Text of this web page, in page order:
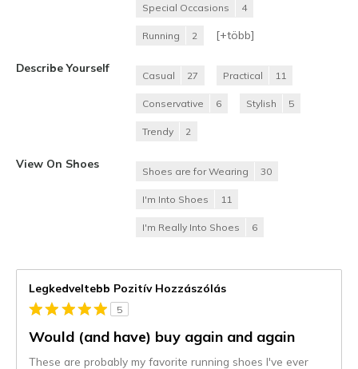
Special Occasions 4
Running 2 [+több]
Describe Yourself
Casual 27 Practical 11
Conservative 6 Stylish 5
Trendy 2
View On Shoes
Shoes are for Wearing 30
I'm Into Shoes 11
I'm Really Into Shoes 6
Legkedveltebb Pozitív Hozzászólás
5
Would (and have) buy again and again
These are probably my favorite running shoes I've ever